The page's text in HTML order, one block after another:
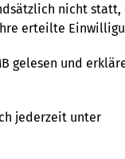
nicht
erteilte
gelesen und
jederzeit unter